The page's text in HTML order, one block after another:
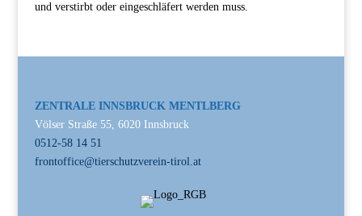
und verstirbt oder eingeschläfert werden muss.
ZENTRALE INNSBRUCK MENTLBERG
Völser Straße 55, 6020 Innsbruck
0512-58 14 51
frontoffice@tierschutzverein-tirol.at